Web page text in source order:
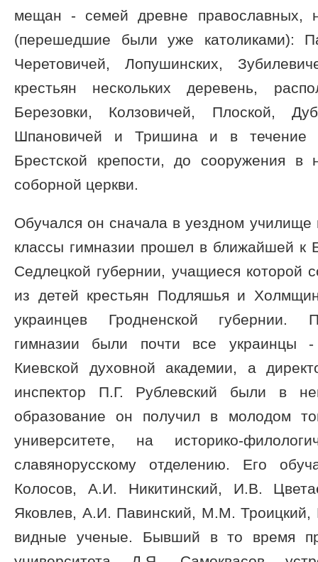
мещан - семей древне православных,
(перешедшие были уже католиками):
Черетовичей, Лопушинских,
крестьян нескольких деревень,
Березовки, Колзовичей, Плоской,
Шпановичей и Тришина и в течение
Брестской крепости, до сооружения
соборной церкви.
Обучался он сначала в уездном
классы гимназии прошел в ближайшей к
Седлецкой губернии, учащиеся которой
из детей крестьян Подляшья и
украинцев Гродненской губернии.
гимназии были почти все украинцы -
Киевской духовной академии, а
инспектор П.Г. Рублевский были в
образование он получил в молодом
университете, на историко-
славянорусскому отделению. Его
Колосов, А.И. Никитинский, И.В.
Яковлев, А.И. Павинский, М.М. Троицкий,
видные ученые. Бывший в то время